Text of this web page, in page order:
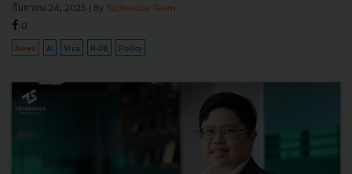
กันยายน 24, 2025 | By Techsauce Team
0
News AI Visa H-1B Policy